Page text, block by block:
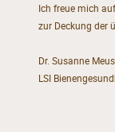
Ich freue mich
zur Deckung der
Dr. Susanne
LSI